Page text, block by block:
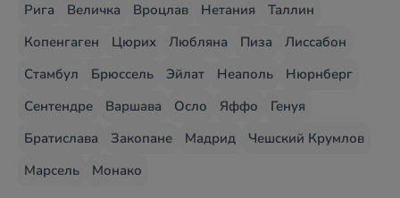
Рига
Величка Вроцлав Нетания
Таллин
Копенгаген
Цюрих Любляна Пиза
Лиссабон
Стамбул
Брюссель Эйлат Неаполь
Нюрнберг
Сентендре
Варшава Осло Яффо
Генуя
Братислава
Закопане Мадрид
Чешский Крумлов
Марсель
Монако